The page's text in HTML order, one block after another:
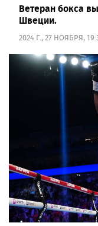
Ветеран бокса
Швеции.
2024 Г., 27 НОЯБРЯ,